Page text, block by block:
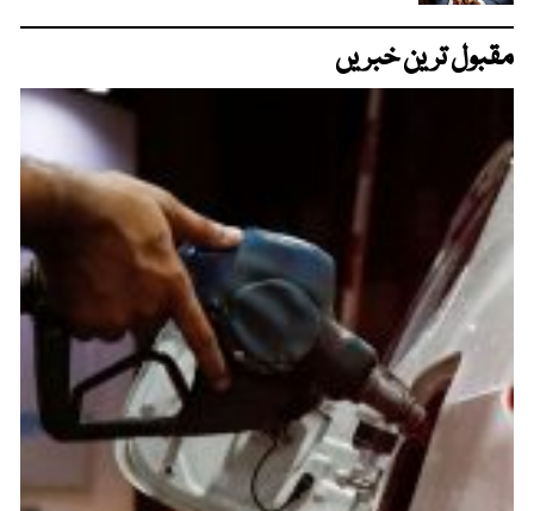
مقبول ترین خبریں